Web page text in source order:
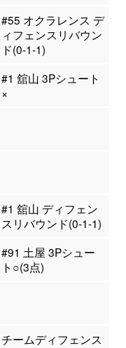
#55 オクラレンス デ
ィフェンスリバウン
ド(0-1-1)
#1 舘山 3Pシュート
×
#1 舘山 ディフェン
スリバウンド(0-1-1)
#91 土屋 3Pシュー
ト○(3点)
チームディフェンス